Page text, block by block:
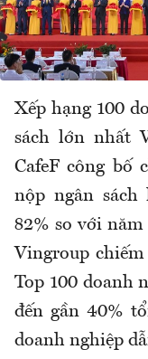
Xếp hạng 100
sách lớn nhất
CafeF công bố
nộp ngân
82% so với
Vingroup
Top 100 doanh
đến gần 40%
doanh nghiệp